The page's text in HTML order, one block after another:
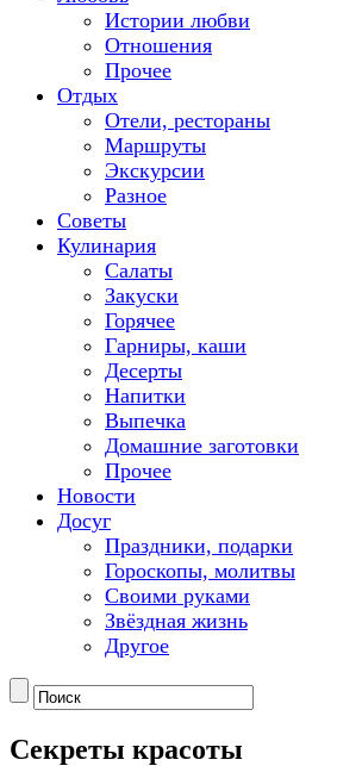
Истории любви
Отношения
Прочее
Отдых
Отели, рестораны
Маршруты
Экскурсии
Разное
Советы
Кулинария
Салаты
Закуски
Горячее
Гарниры, каши
Десерты
Напитки
Выпечка
Домашние заготовки
Прочее
Новости
Досуг
Праздники, подарки
Гороскопы, молитвы
Своими руками
Звёздная жизнь
Другое
Секреты красоты